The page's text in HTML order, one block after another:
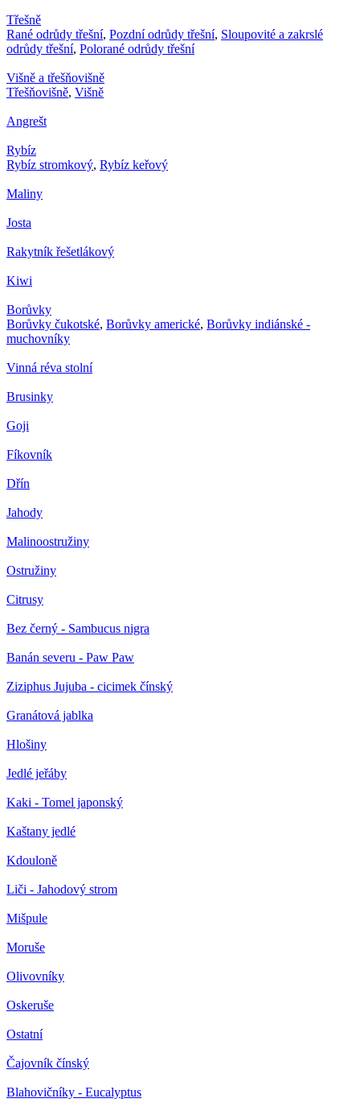
Třešně
Rané odrůdy třešní, Pozdní odrůdy třešní, Sloupovité a zakrslé
odrůdy třešní, Polorané odrůdy třešní
Višně a třešňovišně
Třešňovišně, Višně
Angrešt
Rybíz
Rybíz stromkový, Rybíz keřový
Maliny
Josta
Rakytník řešetlákový
Kiwi
Borůvky
Borůvky čukotské, Borůvky americké, Borůvky indiánské -
muchovníky
Vinná réva stolní
Brusinky
Goji
Fíkovník
Dřín
Jahody
Malinoostružiny
Ostružiny
Citrusy
Bez černý - Sambucus nigra
Banán severu - Paw Paw
Ziziphus Jujuba - cicimek čínský
Granátová jablka
Hlošiny
Jedlé jeřáby
Kaki - Tomel japonský
Kaštany jedlé
Kdouloně
Liči - Jahodový strom
Mišpule
Moruše
Olivovníky
Oskeruše
Ostatní
Čajovník čínský
Blahovičníky - Eucalyptus